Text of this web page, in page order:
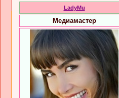
LadyMu
Медиамастер